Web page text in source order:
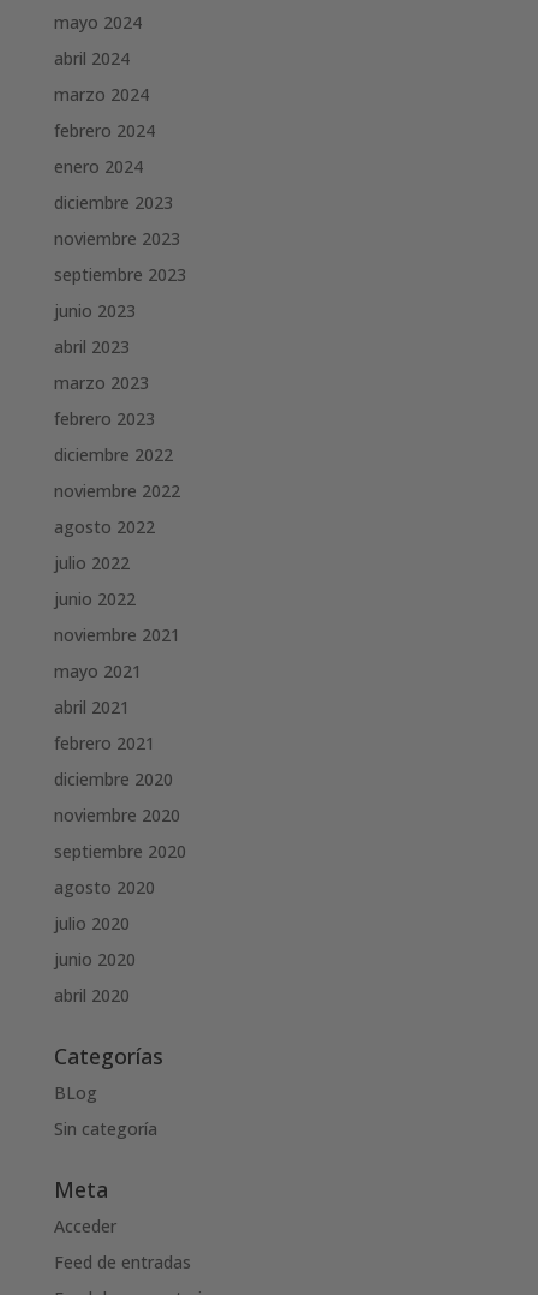
mayo 2024
abril 2024
marzo 2024
febrero 2024
enero 2024
diciembre 2023
noviembre 2023
septiembre 2023
junio 2023
abril 2023
marzo 2023
febrero 2023
diciembre 2022
noviembre 2022
agosto 2022
julio 2022
junio 2022
noviembre 2021
mayo 2021
abril 2021
febrero 2021
diciembre 2020
noviembre 2020
septiembre 2020
agosto 2020
julio 2020
junio 2020
abril 2020
Categorías
BLog
Sin categoría
Meta
Acceder
Feed de entradas